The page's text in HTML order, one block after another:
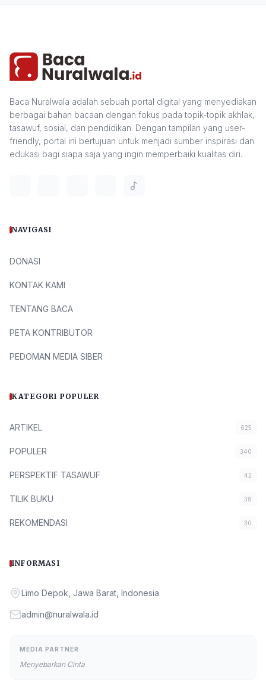
Baca Nuralwala adalah sebuah portal digital yang menyediakan
berbagai bahan bacaan dengan fokus pada topik-topik akhlak,
tasawuf, sosial, dan pendidikan. Dengan tampilan yang user-
friendly, portal ini bertujuan untuk menjadi sumber inspirasi dan
edukasi bagi siapa saja yang ingin memperbaiki kualitas diri.
NAVIGASI
DONASI
KONTAK KAMI
TENTANG BACA
PETA KONTRIBUTOR
PEDOMAN MEDIA SIBER
KATEGORI POPULER
ARTIKEL 625
POPULER 340
PERSPEKTIF TASAWUF 42
TILIK BUKU 38
REKOMENDASI 30
INFORMASI
Limo Depok, Jawa Barat, Indonesia
admin@nuralwala.id
MEDIA PARTNER
Menyebarkan Cinta